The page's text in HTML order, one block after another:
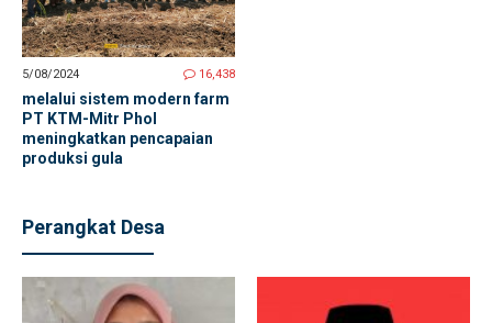
5/08/2024 16,438
melalui sistem modern farm
PT KTM-Mitr Phol
meningkatkan pencapaian
produksi gula
Perangkat Desa